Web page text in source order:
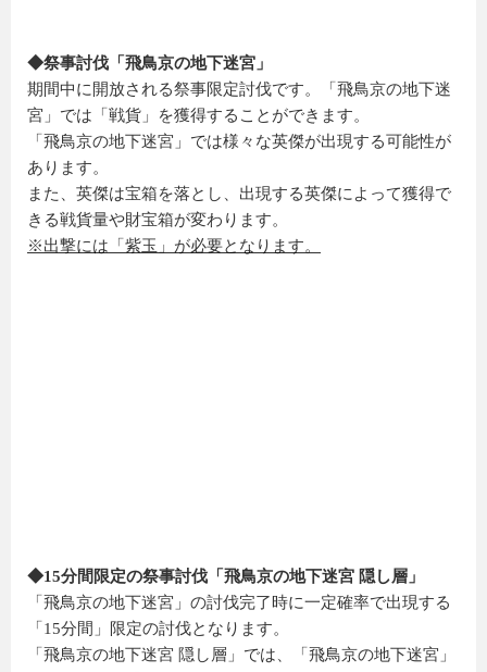
◆祭事討伐「飛鳥京の地下迷宮」
期間中に開放される祭事限定討伐です。「飛鳥京の地下迷
宮」では「戦貨」を獲得することができます。
「飛鳥京の地下迷宮」では様々な英傑が出現する可能性が
あります。
また、英傑は宝箱を落とし、出現する英傑によって獲得で
きる戦貨量や財宝箱が変わります。
※出撃には「紫玉」が必要となります。
◆15分間限定の祭事討伐「飛鳥京の地下迷宮 隠し層」
「飛鳥京の地下迷宮」の討伐完了時に一定確率で出現する
「15分間」限定の討伐となります。
「飛鳥京の地下迷宮 隠し層」では、「飛鳥京の地下迷宮」